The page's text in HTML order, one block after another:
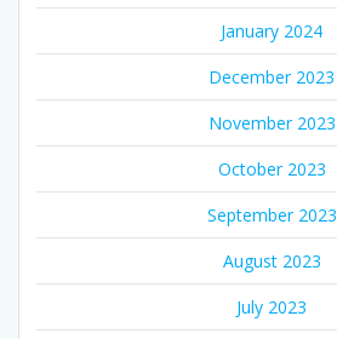
January 2024
December 2023
November 2023
October 2023
September 2023
August 2023
July 2023